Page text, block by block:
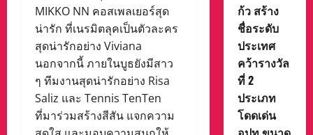
MIKKO NN คอสเพลเยอร์สุด
น่ารัก ที่เนรมิตลุคเป็นตัวละคร
สุดน่ารักอย่าง Viviana
นอกจากนี้ ภายในบูธยังมีสาว
ๆ ทีมงานสุดน่ารักอย่าง Risa
Saliz และ Tennis TenTen
ที่มาร่วมสร้างสีสัน แจกความ
ก้ว สร้าง
ชื่อระดับ
ประเทศ
คว้ารางวัล
ที่ 2
ประเภท
โดดเด่น